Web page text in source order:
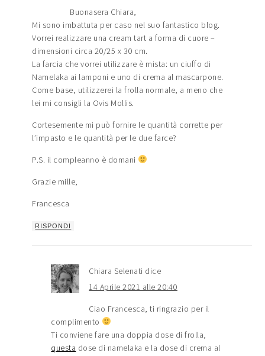
Buonasera Chiara,
Mi sono imbattuta per caso nel suo fantastico blog.
Vorrei realizzare una cream tart a forma di cuore –
dimensioni circa 20/25 x 30 cm.
La farcia che vorrei utilizzare è mista: un ciuffo di
Namelaka ai lamponi e uno di crema al mascarpone.
Come base, utilizzerei la frolla normale, a meno che
lei mi consigli la Ovis Mollis.
Cortesemente mi può fornire le quantità corrette per
l’impasto e le quantità per le due farce?
P.S. il compleanno è domani
Grazie mille,
Francesca
RISPONDI
Chiara Selenati dice
14 Aprile 2021 alle 20:40
Ciao Francesca, ti ringrazio per il
complimento
Ti conviene fare una doppia dose di frolla,
questa dose di namelaka e la dose di crema al